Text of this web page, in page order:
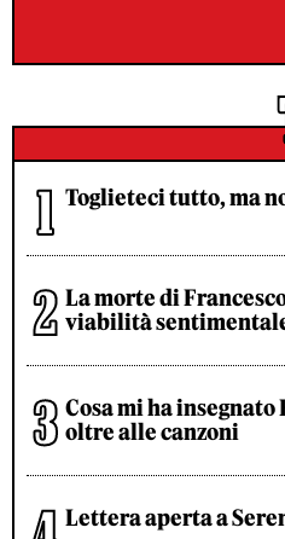
Toglieteci tutto, ma
La morte di
viabilità
Cosa mi ha
oltre alle canzoni
Lettera aperta a